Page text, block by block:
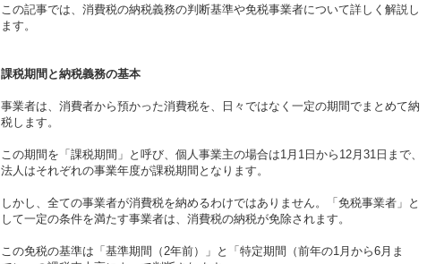
この記事では、消費税の納税義務の判断基準や免税事業者について詳しく解説し
ます。
課税期間と納税義務の基本
事業者は、消費者から預かった消費税を、日々ではなく一定の期間でまとめて納
税します。
この期間を「課税期間」と呼び、個人事業主の場合は1月1日から12月31日まで、
法人はそれぞれの事業年度が課税期間となります。
しかし、全ての事業者が消費税を納めるわけではありません。「免税事業者」と
して一定の条件を満たす事業者は、消費税の納税が免除されます。
この免税の基準は「基準期間（2年前）」と「特定期間（前年の1月から6月ま